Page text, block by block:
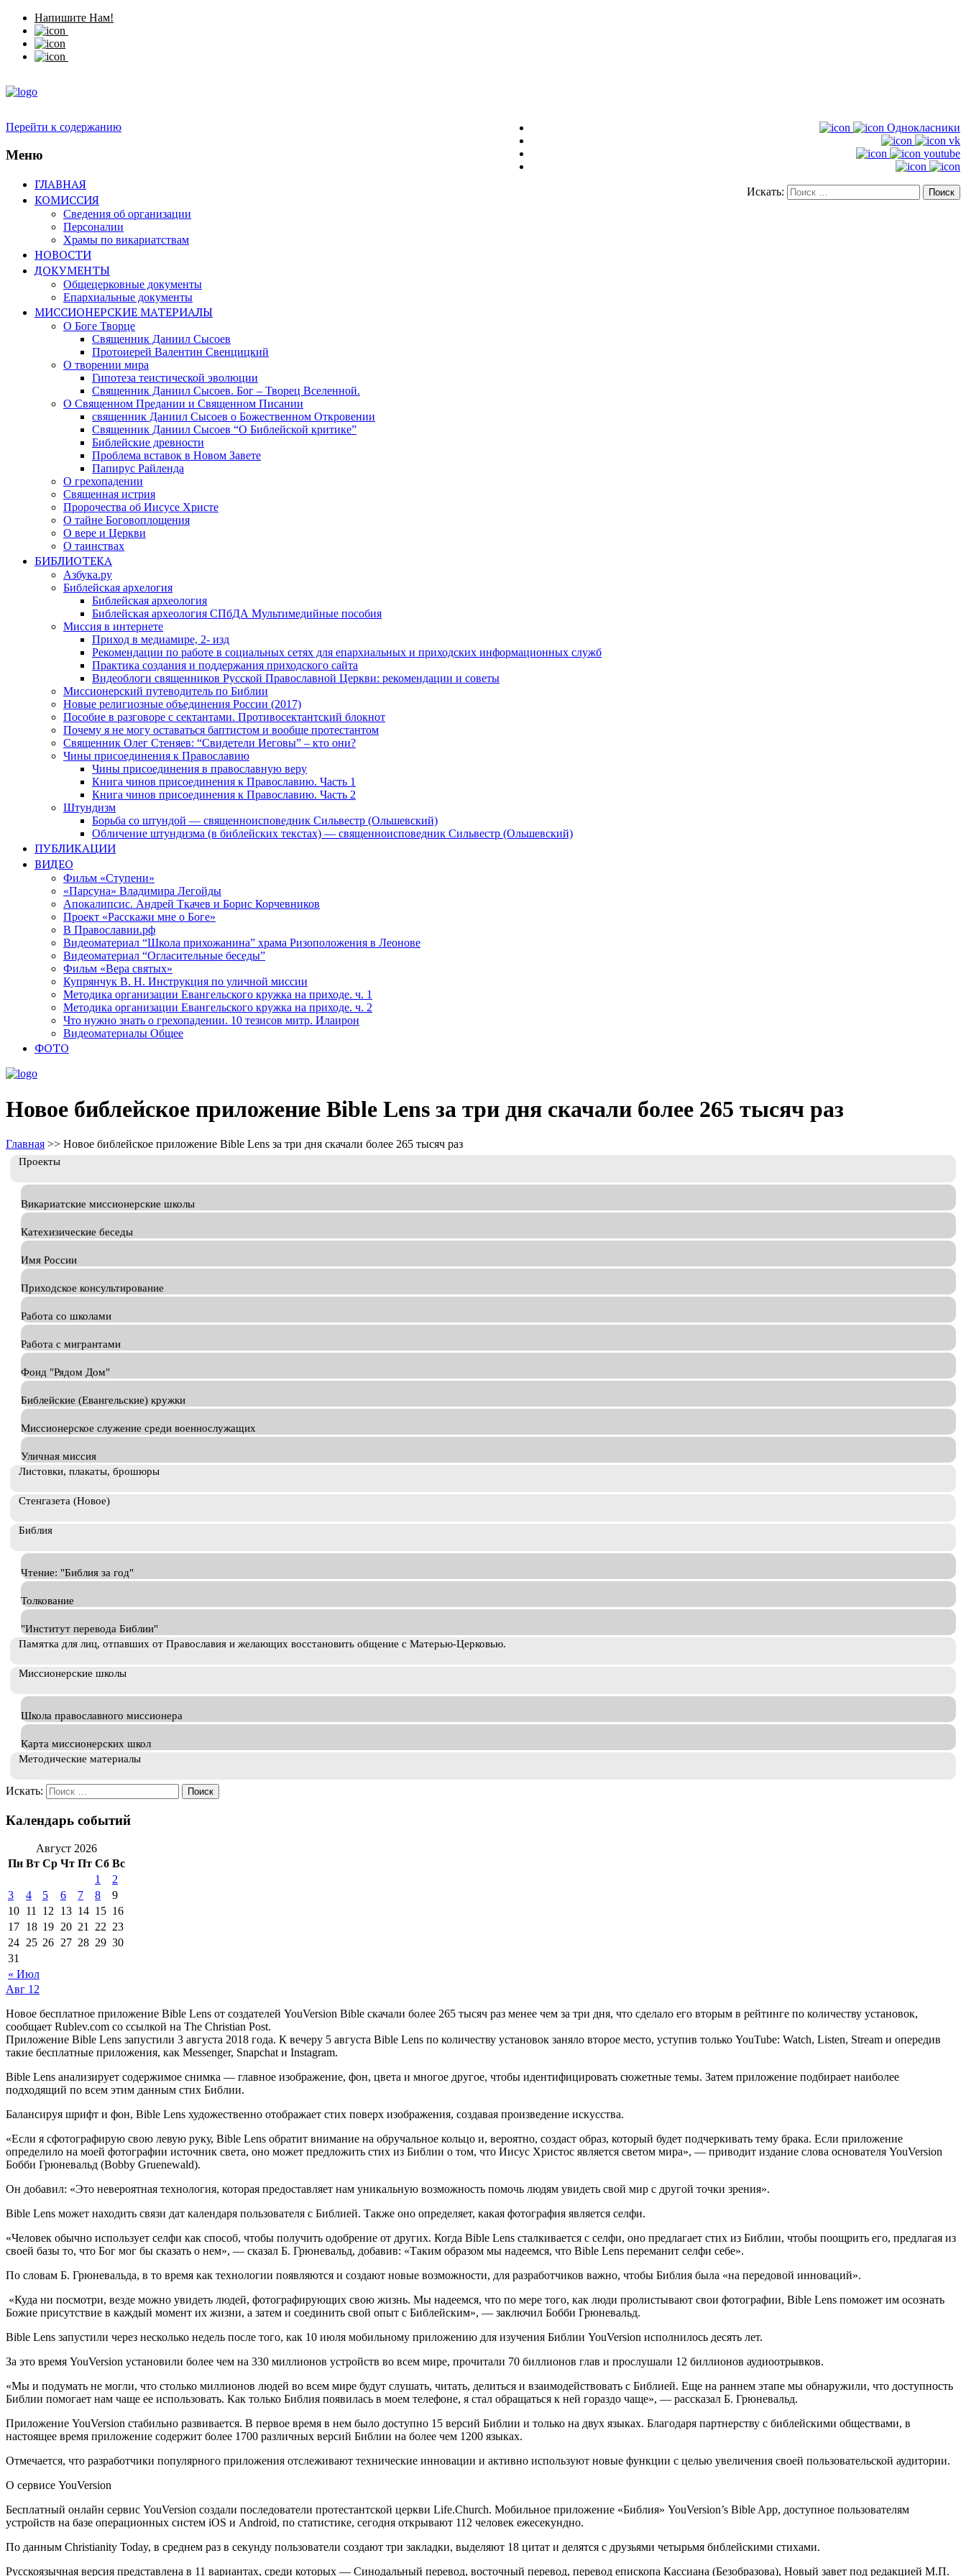
Напишите Нам!
Однокласники
vk
youtube
Искать:
Перейти к содержанию
Меню
ГЛАВНАЯ
КОМИССИЯ
Сведения об организации
Персоналии
Храмы по викариатствам
НОВОСТИ
ДОКУМЕНТЫ
Общецерковные документы
Епархиальные документы
МИССИОНЕРСКИЕ МАТЕРИАЛЫ
О Боге Творце
Священник Даниил Сысоев
Протоиерей Валентин Свенцицкий
О творении мира
Гипотеза теистической эволюции
Священник Даниил Сысоев. Бог – Творец Вселенной.
О Священном Предании и Священном Писании
священник Даниил Сысоев о Божественном Откровении
Священник Даниил Сысоев “О Библейской критике”
Библейские древности
Проблема вставок в Новом Завете
Папирус Райленда
О грехопадении
Священная истрия
Пророчества об Иисусе Христе
О тайне Боговоплощения
О вере и Церкви
О таинствах
БИБЛИОТЕКА
Азбука.ру
Библейская архелогия
Библейская археология
Библейская археология СПбДА Мультимедийные пособия
Миссия в интернете
Приход в медиамире, 2- изд
Рекомендации по работе в социальных сетях для епархиальных и приходских информационных служб
Практика создания и поддержания приходского сайта
Видеоблоги священников Русской Православной Церкви: рекомендации и советы
Миссионерский путеводитель по Библии
Новые религиозные объединения России (2017)
Пособие в разговоре с сектантами. Противосектантский блокнот
Почему я не могу оставаться баптистом и вообще протестантом
Священник Олег Стеняев: “Свидетели Иеговы” – кто они?
Чины присоединения к Православию
Чины присоединения в православную веру
Книга чинов присоединения к Православию. Часть 1
Книга чинов присоединения к Православию. Часть 2
Штундизм
Борьба со штундой — священноисповедник Сильвестр (Ольшевский)
Обличение штундизма (в библейских текстах) — священноисповедник Сильвестр (Ольшевский)
ПУБЛИКАЦИИ
ВИДЕО
Фильм «Ступени»
«Парсуна» Владимира Легойды
Апокалипсис. Андрей Ткачев и Борис Корчевников
Проект «Расскажи мне о Боге»
В Православии.рф
Видеоматериал “Школа прихожанина” храма Ризоположения в Леонове
Видеоматериал “Огласительные беседы”
Фильм «Вера святых»
Купрянчук В. Н. Инструкция по уличной миссии
Методика организации Евангельского кружка на приходе. ч. 1
Методика организации Евангельского кружка на приходе. ч. 2
Что нужно знать о грехопадении. 10 тезисов митр. Илаирон
Видеоматериалы Общее
ФОТО
Новое библейское приложение Bible Lens за три дня скачали более 265 тысяч раз
Главная >> Новое библейское приложение Bible Lens за три дня скачали более 265 тысяч раз
Проекты
Викариатские миссионерские школы
Катехизические беседы
Имя России
Приходское консультирование
Работа со школами
Работа с мигрантами
Фонд "Рядом Дом"
Библейские (Евангельские) кружки
Миссионерское служение среди военнослужащих
Уличная миссия
Листовки, плакаты, брошюры
Стенгазета (Новое)
Библия
Чтение: "Библия за год"
Толкование
"Институт перевода Библии"
Памятка для лиц, отпавших от Православия и желающих восстановить общение с Матерью-Церковью.
Миссионерские школы
Школа православного миссионера
Карта миссионерских школ
Методические материалы
Искать:
Календарь событий
Август 2026
Пн Вт Ср Чт Пт Сб Вс
« Июл
1
2
3
4 5 6 7 8
9
10 11 12 13 14 15 16
17 18 19 20 21 22 23
24 25 26 27 28 29 30
31
Авг 12
Новое бесплатное приложение Bible Lens от создателей YouVersion Bible скачали более 265 тысяч раз менее чем за три дня, что сделало его вторым в рейтинге по количеству установок,
сообщает Rublev.com со ссылкой на The Christian Post.
Приложение Bible Lens запустили 3 августа 2018 года. К вечеру 5 августа Bible Lens по количеству установок заняло второе место, уступив только YouTube: Watch, Listen, Stream и опередив
такие бесплатные приложения, как Messenger, Snapchat и Instagram.
Bible Lens анализирует содержимое снимка — главное изображение, фон, цвета и многое другое, чтобы идентифицировать сюжетные темы. Затем приложение подбирает наиболее
подходящий по всем этим данным стих Библии.
Балансируя шрифт и фон, Bible Lens художественно отображает стих поверх изображения, создавая произведение искусства.
«Если я сфотографирую свою левую руку, Bible Lens обратит внимание на обручальное кольцо и, вероятно, создаст образ, который будет подчеркивать тему брака. Если приложение
определило на моей фотографии источник света, оно может предложить стих из Библии о том, что Иисус Христос является светом мира», — приводит издание слова основателя YouVersion
Бобби Грюневальд (Bobby Gruenewald).
Он добавил: «Это невероятная технология, которая предоставляет нам уникальную возможность помочь людям увидеть свой мир с другой точки зрения».
Bible Lens может находить связи дат календаря пользователя с Библией. Также оно определяет, какая фотография является селфи.
«Человек обычно использует селфи как способ, чтобы получить одобрение от других. Когда Bible Lens сталкивается с селфи, оно предлагает стих из Библии, чтобы поощрить его, предлагая из
своей базы то, что Бог мог бы сказать о нем», — сказал Б. Грюневальд, добавив: «Таким образом мы надеемся, что Bible Lens переманит селфи себе».
По словам Б. Грюневальда, в то время как технологии появляются и создают новые возможности, для разработчиков важно, чтобы Библия была «на передовой инноваций».
«Куда ни посмотри, везде можно увидеть людей, фотографирующих свою жизнь. Мы надеемся, что по мере того, как люди пролистывают свои фотографии, Bible Lens поможет им осознать
Божие присутствие в каждый момент их жизни, а затем и соединить свой опыт с Библейским», — заключил Бобби Грюневальд.
Bible Lens запустили через несколько недель после того, как 10 июля мобильному приложению для изучения Библии YouVersion исполнилось десять лет.
За это время YouVersion установили более чем на 330 миллионов устройств во всем мире, прочитали 70 биллионов глав и прослушали 12 биллионов аудиоотрывков.
«Мы и подумать не могли, что столько миллионов людей во всем мире будут слушать, читать, делиться и взаимодействовать с Библией. Еще на раннем этапе мы обнаружили, что доступность
Библии помогает нам чаще ее использовать. Как только Библия появилась в моем телефоне, я стал обращаться к ней гораздо чаще», — рассказал Б. Грюневальд.
Приложение YouVersion стабильно развивается. В первое время в нем было доступно 15 версий Библии и только на двух языках. Благодаря партнерству с библейскими обществами, в
настоящее время приложение содержит более 1700 различных версий Библии на более чем 1200 языках.
Отмечается, что разработчики популярного приложения отслеживают технические инновации и активно используют новые функции с целью увеличения своей пользовательской аудитории.
О сервисе YouVersion
Бесплатный онлайн сервис YouVersion создали последователи протестантской церкви Life.Church. Мобильное приложение «Библия» YouVersion’s Bible App, доступное пользователям
устройств на базе операционных систем iOS и Android, по статистике, сегодня открывают 112 человек ежесекундно.
По данным Christianity Today, в среднем раз в секунду пользователи создают три закладки, выделяют 18 цитат и делятся с друзьями четырьмя библейскими стихами.
Русскоязычная версия представлена в 11 вариантах, среди которых — Синодальный перевод, восточный перевод, перевод епископа Кассиана (Безобразова), Новый завет под редакцией М.П.